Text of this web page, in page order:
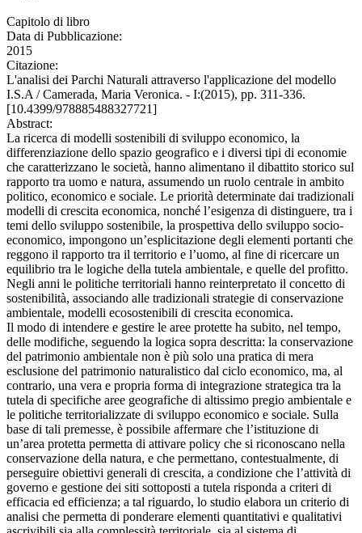
Capitolo di libro
Data di Pubblicazione:
2015
Citazione:
L'analisi dei Parchi Naturali attraverso l'applicazione del modello
I.S.A / Camerada, Maria Veronica. - I:(2015), pp. 311-336.
[10.4399/978885488327721]
Abstract:
La ricerca di modelli sostenibili di sviluppo economico, la
differenziazione dello spazio geografico e i diversi tipi di economie
che caratterizzano le società, hanno alimentano il dibattito storico sul
rapporto tra uomo e natura, assumendo un ruolo centrale in ambito
politico, economico e sociale. Le priorità determinate dai tradizionali
modelli di crescita economica, nonché l’esigenza di distinguere, tra i
temi dello sviluppo sostenibile, la prospettiva dello sviluppo socio-
economico, impongono un’esplicitazione degli elementi portanti che
reggono il rapporto tra il territorio e l’uomo, al fine di ricercare un
equilibrio tra le logiche della tutela ambientale, e quelle del profitto.
Negli anni le politiche territoriali hanno reinterpretato il concetto di
sostenibilità, associando alle tradizionali strategie di conservazione
ambientale, modelli ecosostenibili di crescita economica.
Il modo di intendere e gestire le aree protette ha subito, nel tempo,
delle modifiche, seguendo la logica sopra descritta: la conservazione
del patrimonio ambientale non è più solo una pratica di mera
esclusione del patrimonio naturalistico dal ciclo economico, ma, al
contrario, una vera e propria forma di integrazione strategica tra la
tutela di specifiche aree geografiche di altissimo pregio ambientale e
le politiche territorializzate di sviluppo economico e sociale. Sulla
base di tali premesse, è possibile affermare che l’istituzione di
un’area protetta permetta di attivare policy che si riconoscano nella
conservazione della natura, e che permettano, contestualmente, di
perseguire obiettivi generali di crescita, a condizione che l’attività di
governo e gestione dei siti sottoposti a tutela risponda a criteri di
efficacia ed efficienza; a tal riguardo, lo studio elabora un criterio di
analisi che permetta di ponderare elementi quantitativi e qualitativi